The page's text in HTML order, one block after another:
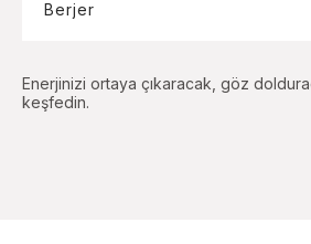
Berjer
Enerjinizi ortaya çıkaracak, göz
keşfedin.